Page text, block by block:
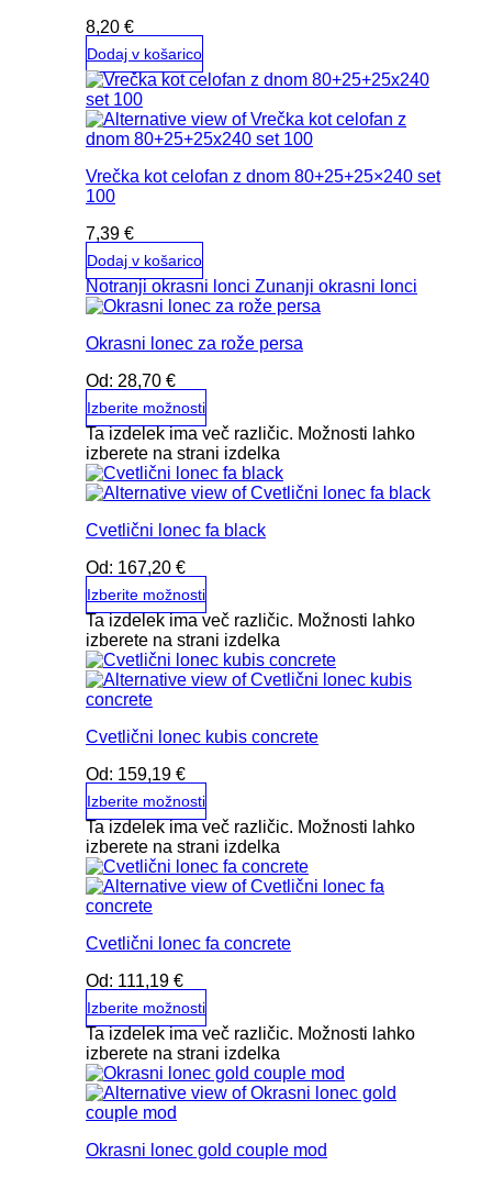
8,20 €
Dodaj v košarico
Vrečka kot celofan z dnom 80+25+25×240 set
100
7,39 €
Dodaj v košarico
Notranji okrasni lonci Zunanji okrasni lonci
Okrasni lonec za rože persa
Od: 28,70 €
Izberite možnosti
Ta izdelek ima več različic. Možnosti lahko
izberete na strani izdelka
Cvetlični lonec fa black
Od: 167,20 €
Izberite možnosti
Ta izdelek ima več različic. Možnosti lahko
izberete na strani izdelka
Cvetlični lonec kubis concrete
Od: 159,19 €
Izberite možnosti
Ta izdelek ima več različic. Možnosti lahko
izberete na strani izdelka
Cvetlični lonec fa concrete
Od: 111,19 €
Izberite možnosti
Ta izdelek ima več različic. Možnosti lahko
izberete na strani izdelka
Okrasni lonec gold couple mod